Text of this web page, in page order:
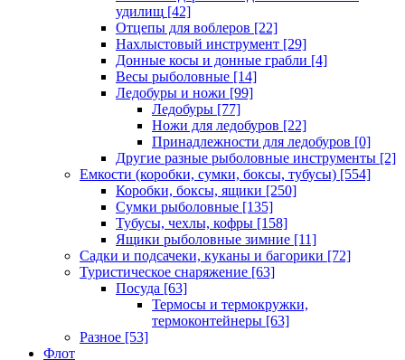
удилищ [42]
Отцепы для воблеров [22]
Нахлыстовый инструмент [29]
Донные косы и донные грабли [4]
Весы рыболовные [14]
Ледобуры и ножи [99]
Ледобуры [77]
Ножи для ледобуров [22]
Принадлежности для ледобуров [0]
Другие разные рыболовные инструменты [2]
Емкости (коробки, сумки, боксы, тубусы) [554]
Коробки, боксы, ящики [250]
Сумки рыболовные [135]
Тубусы, чехлы, кофры [158]
Ящики рыболовные зимние [11]
Садки и подсачеки, куканы и багорики [72]
Туристическое снаряжение [63]
Посуда [63]
Термосы и термокружки,
термоконтейнеры [63]
Разное [53]
Флот